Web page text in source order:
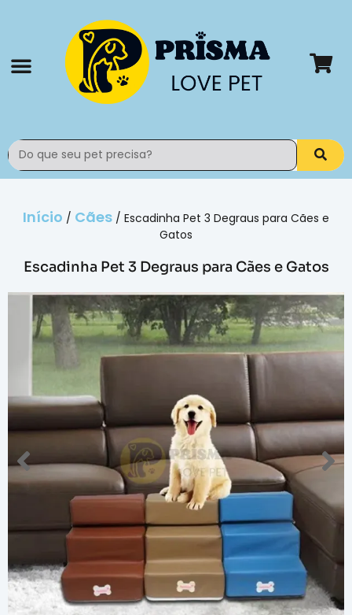
Início / Cães / Escadinha Pet 3 Degraus para Cães e
Gatos
Escadinha Pet 3 Degraus para Cães e Gatos